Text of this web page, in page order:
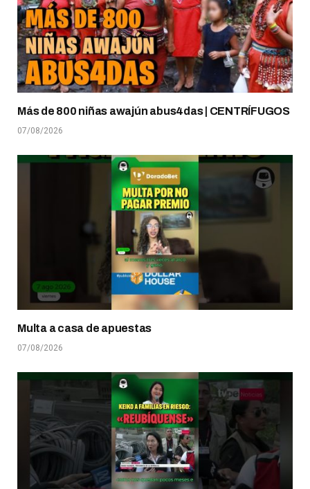
Más de 800 niñas awajún abus4das | CENTRÍFUGOS
07/08/2026
Multa a casa de apuestas
07/08/2026